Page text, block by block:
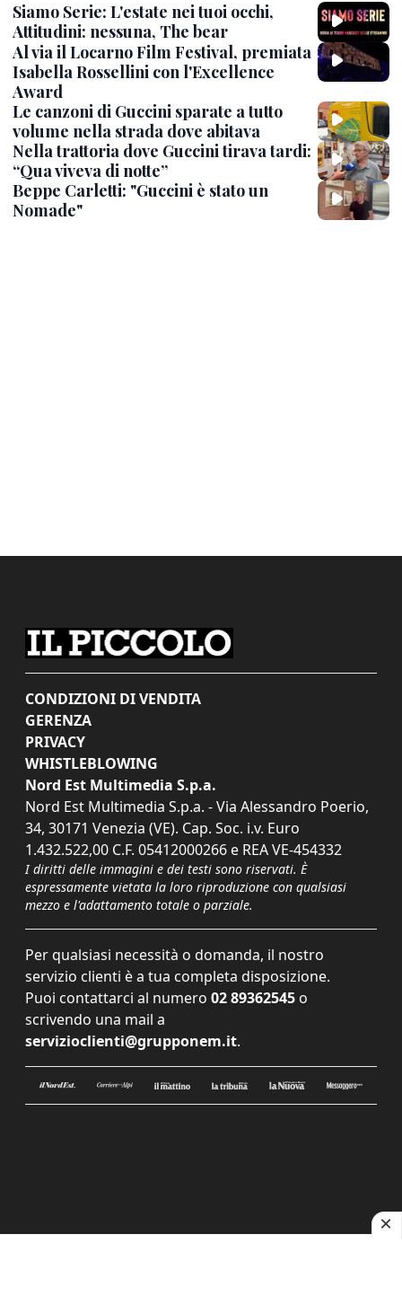
Siamo Serie: L'estate nei tuoi occhi,
Attitudini: nessuna, The bear
Al via il Locarno Film Festival, premiata
Isabella Rossellini con l'Excellence
Award
Le canzoni di Guccini sparate a tutto
volume nella strada dove abitava
Nella trattoria dove Guccini tirava tardi:
“Qua viveva di notte”
Beppe Carletti: "Guccini è stato un
Nomade"
CONDIZIONI DI VENDITA
GERENZA
PRIVACY
WHISTLEBLOWING
Nord Est Multimedia S.p.a.
Nord Est Multimedia S.p.a. - Via Alessandro Poerio,
34, 30171 Venezia (VE). Cap. Soc. i.v. Euro
1.432.522,00 C.F. 05412000266 e REA VE-454332
I diritti delle immagini e dei testi sono riservati. È
espressamente vietata la loro riproduzione con qualsiasi
mezzo e l'adattamento totale o parziale.
Per qualsiasi necessità o domanda, il nostro
servizio clienti è a tua completa disposizione.
Puoi contattarci al numero 02 89362545 o
scrivendo una mail a
servizioclienti@grupponem.it.